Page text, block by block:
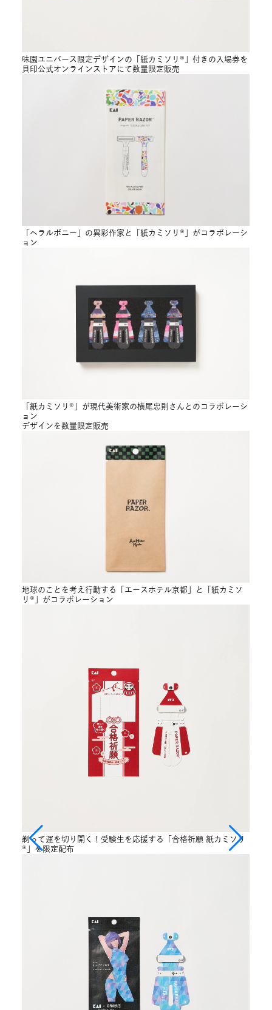
味園ユニバース限定デザインの「紙カミソリ®」付きの入場券を
貝印公式オンラインストアにて数量限定販売
「ヘラルボニー」の異彩作家と「紙カミソリ®」がコラボレーシ
ョン
「紙カミソリ®」が現代美術家の横尾忠則さんとのコラボレーシ
ョン
デザインを数量限定販売
地球のことを考え行動する「エースホテル京都」と「紙カミソ
リ®」がコラボレーション
剃って運を切り開く！受験生を応援する「合格祈願 紙カミソリ
®」を限定配布